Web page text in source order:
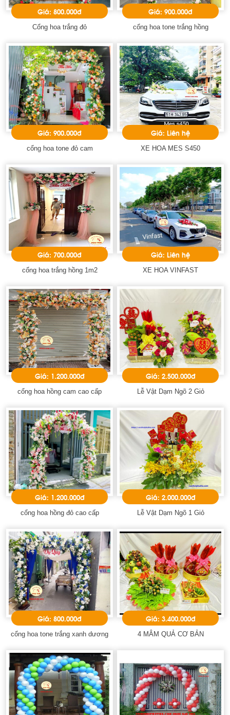
Giá: 800.000đ
Cổng hoa trắng đỏ
Giá: 900.000đ
cổng hoa tone trắng hồng
Giá: 900.000đ
cổng hoa tone đỏ cam
Giá: Liên hệ
XE HOA MES S450
Giá: 700.000đ
cổng hoa trắng hồng 1m2
Giá: Liên hệ
XE HOA VINFAST
Giá: 1.200.000đ
cổng hoa hồng cam cao cấp
Giá: 2.500.000đ
Lễ Vật Dạm Ngõ 2 Giỏ
Giá: 1.200.000đ
cổng hoa hồng đỏ cao cấp
Giá: 2.000.000đ
Lễ Vật Dạm Ngõ 1 Giỏ
Giá: 800.000đ
cổng hoa tone trắng xanh dương
Giá: 3.400.000đ
4 MÂM QUẢ CƠ BẢN